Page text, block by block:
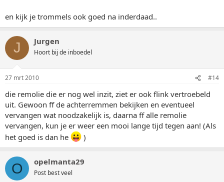
en kijk je trommels ook goed na inderdaad..
J Jurgen
Hoort bij de inboedel
27 mrt 2010 #14
die remolie die er nog wel inzit, ziet er ook flink vertroebeld
uit. Gewoon ff de achterremmen bekijken en eventueel
vervangen wat noodzakelijk is, daarna ff alle remolie
vervangen, kun je er weer een mooi lange tijd tegen aan! (Als
het goed is dan he
)
O opelmanta29
Post best veel